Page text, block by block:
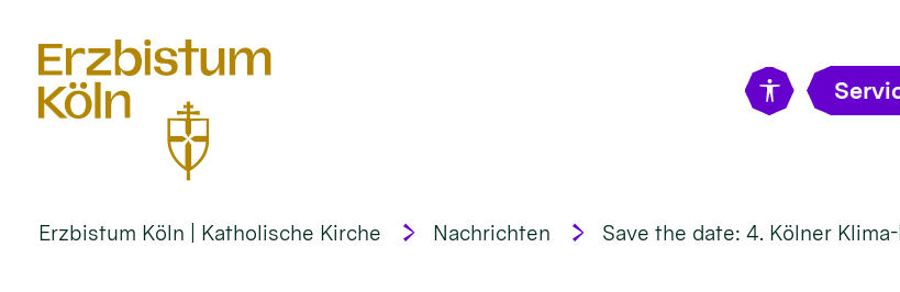
Erzbistum Köln | Katholische Kirche Nachrichten Save the date: 4. Kölner